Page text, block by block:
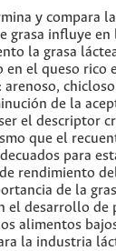
y compara
grasa influye
la grasa
en el queso rico
de la
el descriptor
que el
para
rendimiento
de la
el desarrollo de
alimentos
la industria